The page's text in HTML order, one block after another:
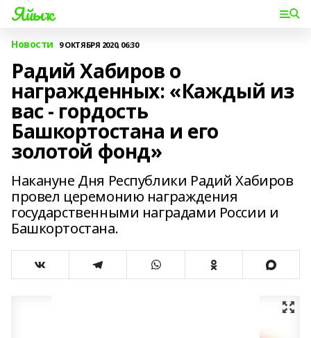
Яйыҡ
Новости 9 ОКТЯБРЯ 2020, 06:30
Радий Хабиров о
награжденных: «Каждый из
вас - гордость
Башкортостана и его
золотой фонд»
Накануне Дня Республики Радий Хабиров
провел церемонию награждения
государственными наградами России и
Башкортостана.